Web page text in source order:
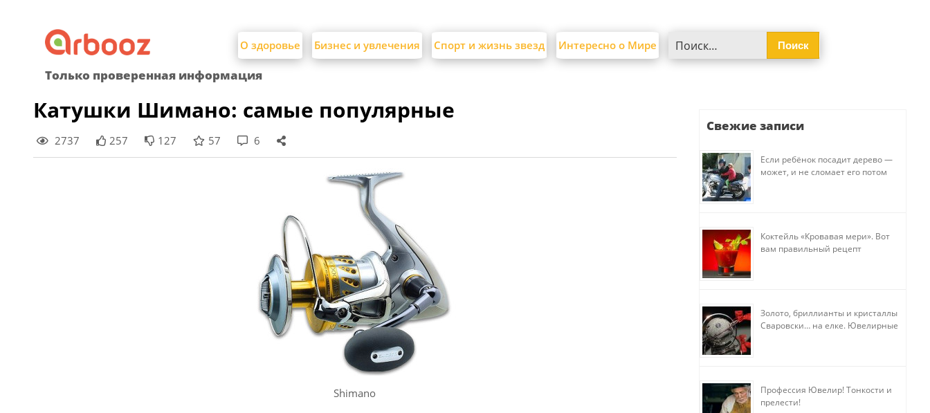
content
О здоровье Бизнес и увлечения Спорт и жизнь звезд Интересно о Мире
Только проверенная информация
Катушки Шимано: самые популярные
2737 257 127 57 6
Shimano
Свежие записи
Если ребёнок посадит дерево —
может, и не сломает его потом
Коктейль «Кровавая мери». Вот
вам правильный рецепт
Золото, бриллианты и кристаллы
Сваровски… на елке. Ювелирные
Профессия Ювелир! Тонкости и
прелести!